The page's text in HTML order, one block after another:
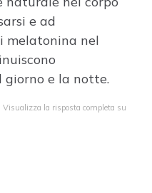
e ad
melatonina nel
e la notte.
Visualizza la risposta completa su